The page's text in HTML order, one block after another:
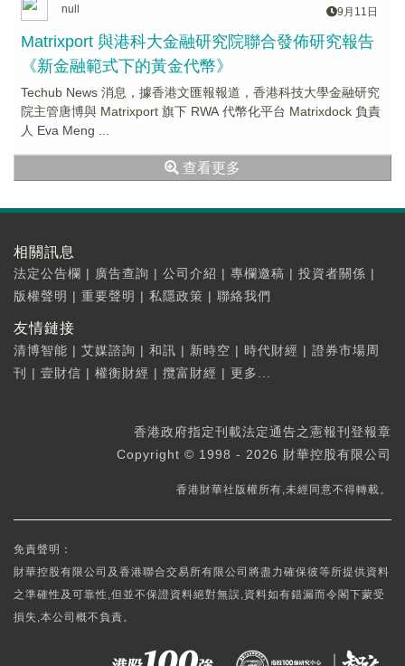
null 9月11日
Matrixport 與港科大金融研究院聯合發佈研究報告
《新金融範式下的黃金代幣》
Techub News 消息，據香港文匯報報道，香港科技大學金融研究
院主管唐博與 Matrixport 旗下 RWA 代幣化平台 Matrixdock 負責
人 Eva Meng ...
查看更多
相關訊息
法定公告欄 | 廣告查詢 | 公司介紹 | 專欄邀稿 | 投資者關係 |
版權聲明 | 重要聲明 | 私隱政策 | 聯絡我們
友情鏈接
清博智能 | 艾媒諮詢 | 和訊 | 新時空 | 時代財經 | 證券市場周
刊 | 壹財信 | 權衡財經 | 攬富財經 | 更多...
香港政府指定刊載法定通告之憲報刊登報章
Copyright © 1998 - 2026 財華控股有限公司
香港財華社版權所有,未經同意不得轉載。
免責聲明：
財華控股有限公司及香港聯合交易所有限公司將盡力確保彼等所提供資料
之準確性及可靠性,但並不保證資料絕對無誤,資料如有錯漏而令閣下蒙受
損失,本公司概不負責。